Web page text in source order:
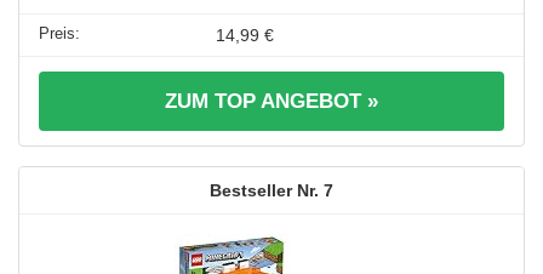
14,99 €
ZUM TOP ANGEBOT »
7